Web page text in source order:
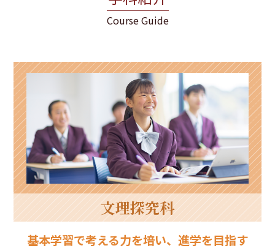
Course Guide
文理探究科
基本学習で考える力を培い、進学を目指す